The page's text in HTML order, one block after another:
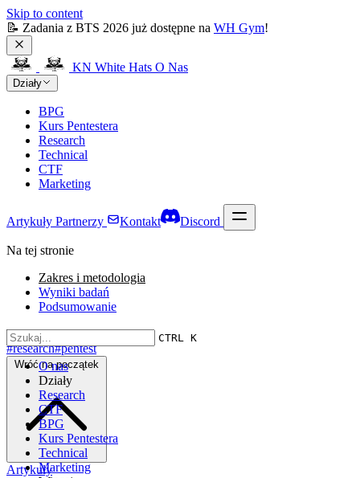
Skip to content
📝 Zadania z BTS 2026 już dostępne na WH Gym!
KN White Hats O Nas
Działy
BPG
Kurs Pentestera
Research
Technical
CTF
Marketing
Artykuły Partnerzy Kontakt Discord
CTRL K
O nas
Działy
Research
CTF
BPG
Kurs Pentestera
Technical
Marketing
Na tej stronie
Zakres i metodologia
Wyniki badań
Podsumowanie
Tagi
#research#pentest
Wróć na początek
Artykuły